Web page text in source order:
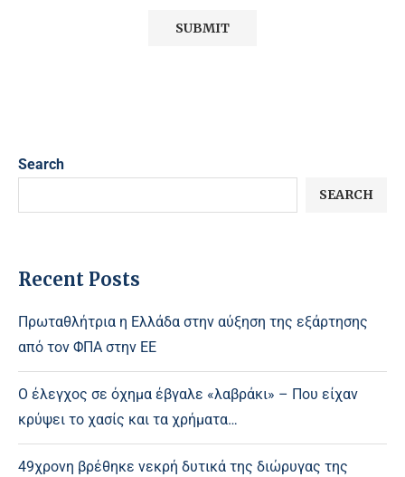
Search
SEARCH
Recent Posts
Πρωταθλήτρια η Ελλάδα στην αύξηση της εξάρτησης
από τον ΦΠΑ στην ΕΕ
Ο έλεγχος σε όχημα έβγαλε «λαβράκι» – Που είχαν
κρύψει το χασίς και τα χρήματα…
49χρονη βρέθηκε νεκρή δυτικά της διώρυγας της